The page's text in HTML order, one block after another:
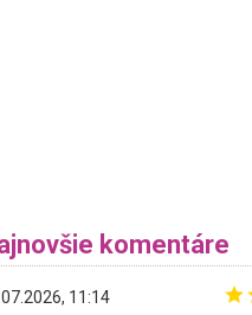
komentáre
11:14